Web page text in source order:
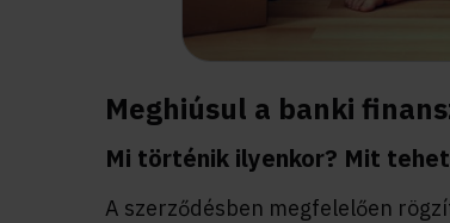
Meghiúsul a banki
Mi történik ilyenkor? Mit
A szerződésben megfelelően